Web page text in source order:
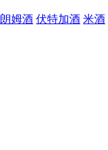
朗姆酒 伏特加酒 米酒